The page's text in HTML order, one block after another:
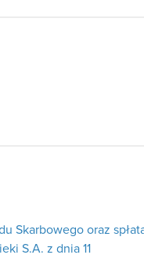
Skarbowego oraz
S.A. z dnia 11